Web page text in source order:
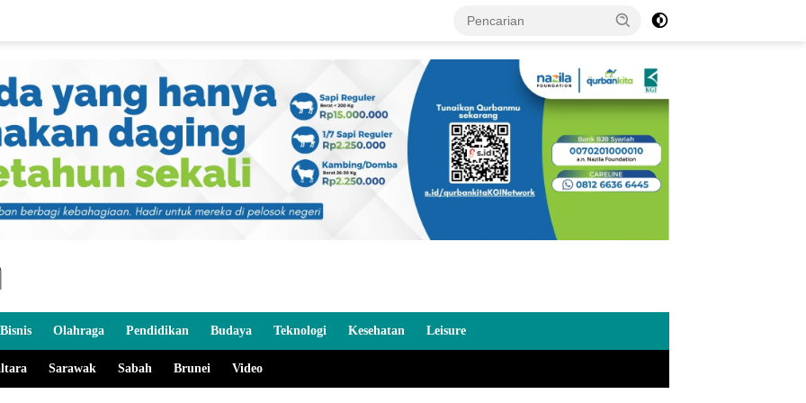
Olahraga Pendidikan Budaya Teknologi Kesehatan Leisure
Sarawak Sabah Brunei Video